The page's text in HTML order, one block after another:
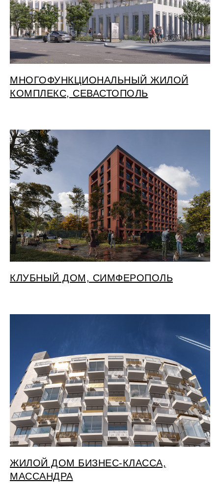
МНОГОФУНКЦИОНАЛЬНЫЙ ЖИЛОЙ
КОМПЛЕКС, СЕВАСТОПОЛЬ
КЛУБНЫЙ ДОМ, СИМФЕРОПОЛЬ
ЖИЛОЙ ДОМ БИЗНЕС-КЛАССА,
МАССАНДРА